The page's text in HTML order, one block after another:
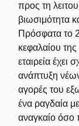
προς τη
βιωσιμότητα
Πρόσφατα το
κεφαλαίου
εταιρεία έχει
ανάπτυξη
αγορές του
ένα ραγδαία
αναγκαίο όσο